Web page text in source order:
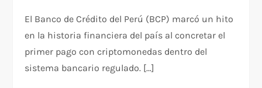
El Banco de Crédito del Perú (BCP) marcó un hito
en la historia financiera del país al concretar el
primer pago con criptomonedas dentro del
sistema bancario regulado. […]